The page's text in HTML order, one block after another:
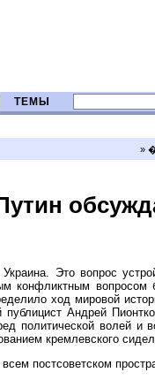
ТЕМЫ
»
Это вопрос
конфликтным
ход мировой
Андрей
политической волей и
кремлевского
постсоветском